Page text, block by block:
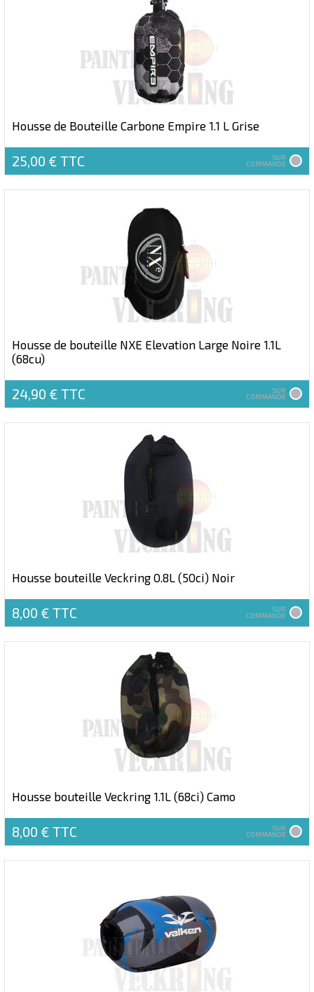
Housse de Bouteille Carbone Empire 1.1 L Grise
25,00 € TTC SUR
COMMANDE
Housse de bouteille NXE Elevation Large Noire 1.1L
(68cu)
24,90 € TTC SUR
COMMANDE
Housse bouteille Veckring 0.8L (50ci) Noir
8,00 € TTC SUR
COMMANDE
Housse bouteille Veckring 1.1L (68ci) Camo
8,00 € TTC SUR
COMMANDE